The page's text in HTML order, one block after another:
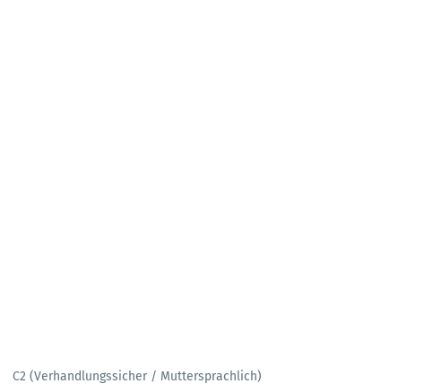
C2 (Verhandlungssicher / Muttersprachlich)